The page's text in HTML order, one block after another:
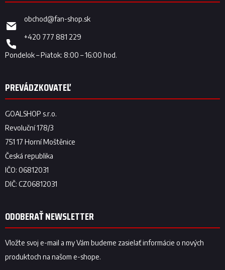
obchod@fan-shop.sk
+420 777 881 229
ODOBERAŤ NEWSLETTER
Vložte svoj e-mail a my Vám budeme zasielať informácie o nových
produktoch na našom e-shope.